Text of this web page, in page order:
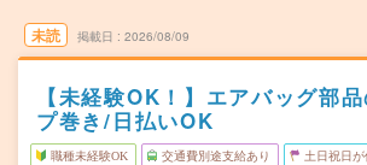
未読 掲載日 2026/08/09
【未経験OK！】エアバッグ部
プ巻き/日払いOK
職種未経験OK 交通費別途支給あり 土日祝日が